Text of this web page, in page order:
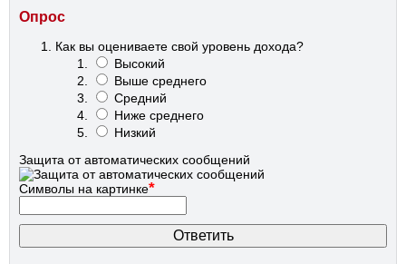
Опрос
Как вы оцениваете свой уровень дохода?
Высокий
Выше среднего
Средний
Ниже среднего
Низкий
Защита от автоматических сообщений
Символы на картинке*